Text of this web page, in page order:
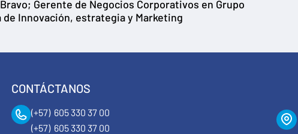
Gerente de Negocios Corporativos en Grupo
de Innovación, estrategia y Marketing
CONTÁCTANOS
(+57) 605 330 37 00
(+57) 605 330 37 00